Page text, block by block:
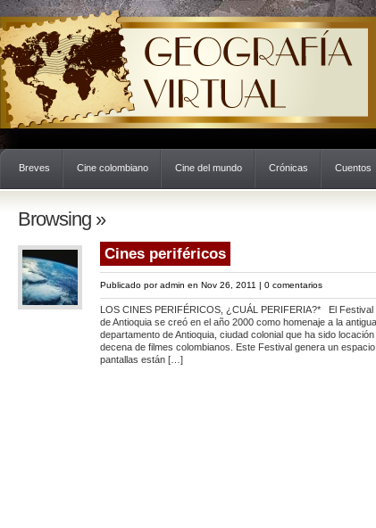
Breves Cine colombiano Cine del mundo Crónicas Cuentos
Browsing »
Cines periféricos
Publicado poradmin en Nov 26, 2011 | 0 comentarios
LOS CINES PERIFÉRICOS, ¿CUÁL PERIFERIA?* El Festival
de Antioquia se creó en el año 2000 como homenaje a la
departamento de Antioquia, ciudad colonial que ha sido
decena de filmes colombianos. Este Festival genera un
pantallas están […]